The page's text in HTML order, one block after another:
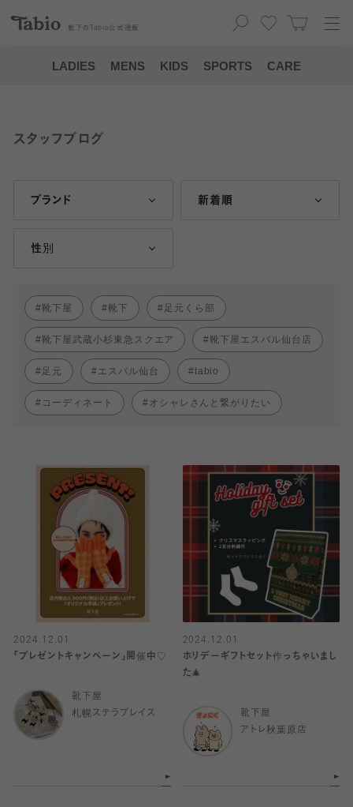
靴下の Tabio 公式通販
LADIES MENS KIDS SPORTS CARE
スタッフブログ
ブランド 新着順
性別
靴下屋 靴下 足元くら部
靴下屋武蔵小杉東急スクエア 靴下屋エスパル仙台店
足元 エスパル仙台 tabio
コーディネート オシャレさんと繋がりたい
2024.12.01
「プレゼントキャンペーン」開催中♡
靴下屋
札幌ステラプレイス
2024.12.01
ホリデーギフトセット作っちゃいまし
た🎄
靴下屋
アトレ秋葉原店